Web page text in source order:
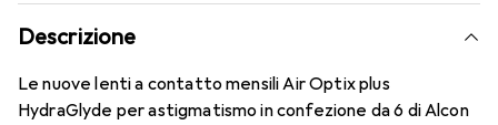
Descrizione
Le nuove lenti a contatto mensili Air Optix plus
HydraGlyde per astigmatismo in confezione da 6 di Alcon